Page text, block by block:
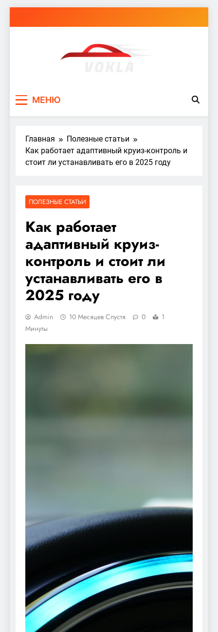
МЕНЮ
Главная
Полезные статьи
Как работает адаптивный круиз-контроль и
стоит ли устанавливать его в 2025 году
ПОЛЕЗНЫЕ СТАТЬИ
Как работает
адаптивный круиз-
контроль и стоит ли
устанавливать его в
2025 году
Admin 10 Месяцев Спустя 0
1
Минуты